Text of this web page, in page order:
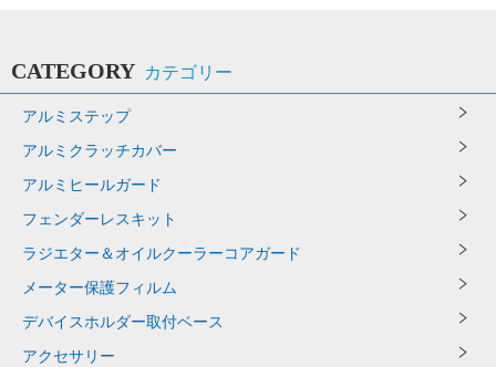
CATEGORY カテゴリー
アルミステップ
アルミクラッチカバー
アルミヒールガード
フェンダーレスキット
ラジエター＆オイルクーラーコアガード
メーター保護フィルム
デバイスホルダー取付ベース
アクセサリー